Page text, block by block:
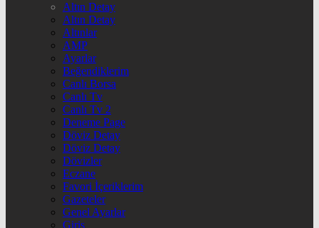
Altın Detay
Altın Detay
Altınlar
AMP
Ayarlar
Beğendiklerim
Canlı Borsa
Canlı Tv
Canlı Tv 2
Deneme Page
Döviz Detay
Döviz Detay
Dövizler
Eczane
Favori İçeriklerim
Gazeteler
Genel Ayarlar
Giriş